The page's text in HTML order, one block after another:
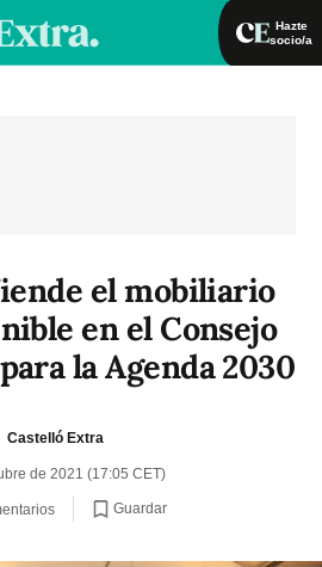
Hazte
socio/a
el mobiliario
en el Consejo
la Agenda 2030
Castelló Extra
de 2021 (17:05 CET)
Guardar